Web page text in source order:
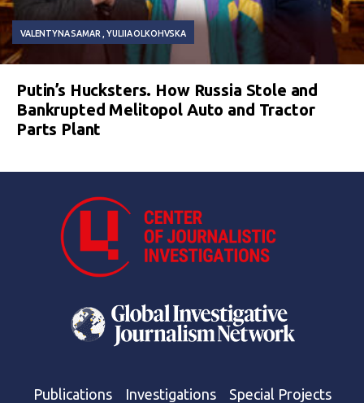
VALENTYNA SAMAR YULIIA OLKOHVSKA
Putin’s Hucksters. How Russia Stole and
Bankrupted Melitopol Auto and Tractor
Parts Plant
Publications Investigations Special Projects